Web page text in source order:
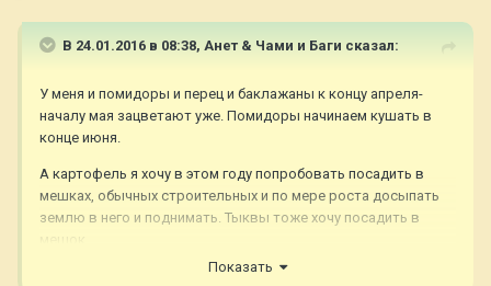
В 24.01.2016 в 08:38, Анет & Чами и Баги сказал:
У меня и помидоры и перец и баклажаны к концу апреля-
началу мая зацветают уже. Помидоры начинаем кушать в
конце июня.
А картофель я хочу в этом году попробовать посадить в
мешках, обычных строительных и по мере роста досыпать
землю в него и поднимать. Тыквы тоже хочу посадить в
А укроп и огурцы тоже любят расти вместе, поэтому в этом
Показать